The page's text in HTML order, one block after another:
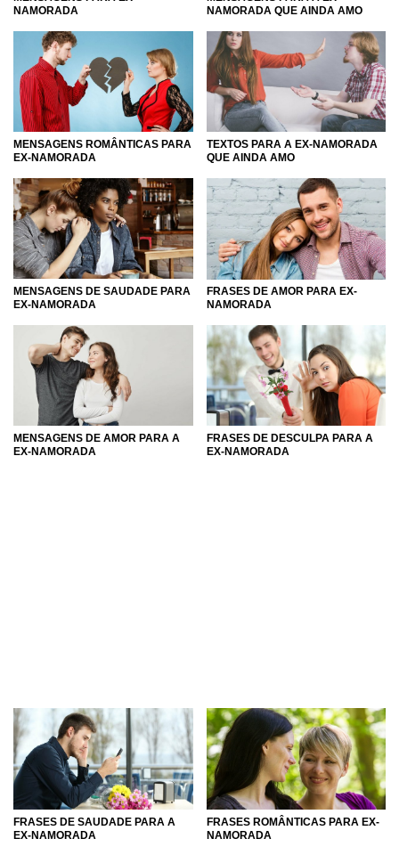
exclusivos e inspire-se para enviar a mensagem ou
indireta certeira para a sua ex. Esperamos que você
encontre o que precisa para se resolver de uma vez por
todas ou simplesmente colocar o ponto final que faltava
para que você possa seguir a sua vida em paz e assim,
quem sabe, em breve encontrar um novo amor. E se
encontrá-lo, você pode voltar aqui e olhar nossas
mensagens românticas para conquistar os crushs!
NAMORADA
NAMORADA QUE AINDA AMO
MENSAGENS ROMÂNTICAS PARA
EX-NAMORADA
TEXTOS PARA A EX-NAMORADA
QUE AINDA AMO
MENSAGENS DE SAUDADE PARA
EX-NAMORADA
FRASES DE AMOR PARA EX-
NAMORADA
MENSAGENS DE AMOR PARA A
EX-NAMORADA
FRASES DE DESCULPA PARA A
EX-NAMORADA
FRASES DE SAUDADE PARA A
EX-NAMORADA
FRASES ROMÂNTICAS PARA EX-
NAMORADA